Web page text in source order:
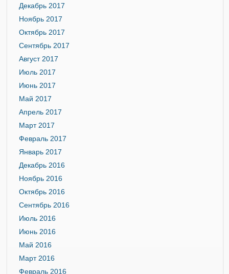
Декабрь 2017
Ноябрь 2017
Октябрь 2017
Сентябрь 2017
Август 2017
Июль 2017
Июнь 2017
Май 2017
Апрель 2017
Март 2017
Февраль 2017
Январь 2017
Декабрь 2016
Ноябрь 2016
Октябрь 2016
Сентябрь 2016
Июль 2016
Июнь 2016
Май 2016
Март 2016
Февраль 2016